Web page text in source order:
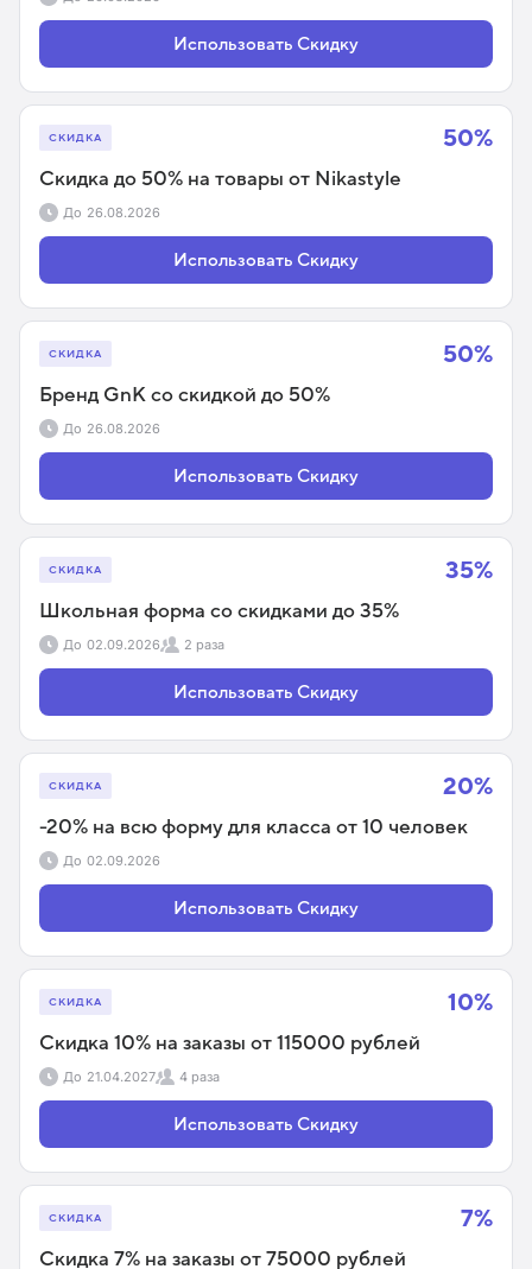
Использовать Скидку
50%
СКИДКА
Скидка до 50% на товары от Nikastyle
До 26.08.2026
Использовать Скидку
50%
СКИДКА
Бренд GnK со скидкой до 50%
До 26.08.2026
Использовать Скидку
35%
СКИДКА
Школьная форма со скидками до 35%
До 02.09.2026 2 раза
Использовать Скидку
20%
СКИДКА
-20% на всю форму для класса от 10 человек
До 02.09.2026
Использовать Скидку
10%
СКИДКА
Скидка 10% на заказы от 115000 рублей
До 21.04.2027 4 раза
Использовать Скидку
7%
СКИДКА
Скидка 7% на заказы от 75000 рублей